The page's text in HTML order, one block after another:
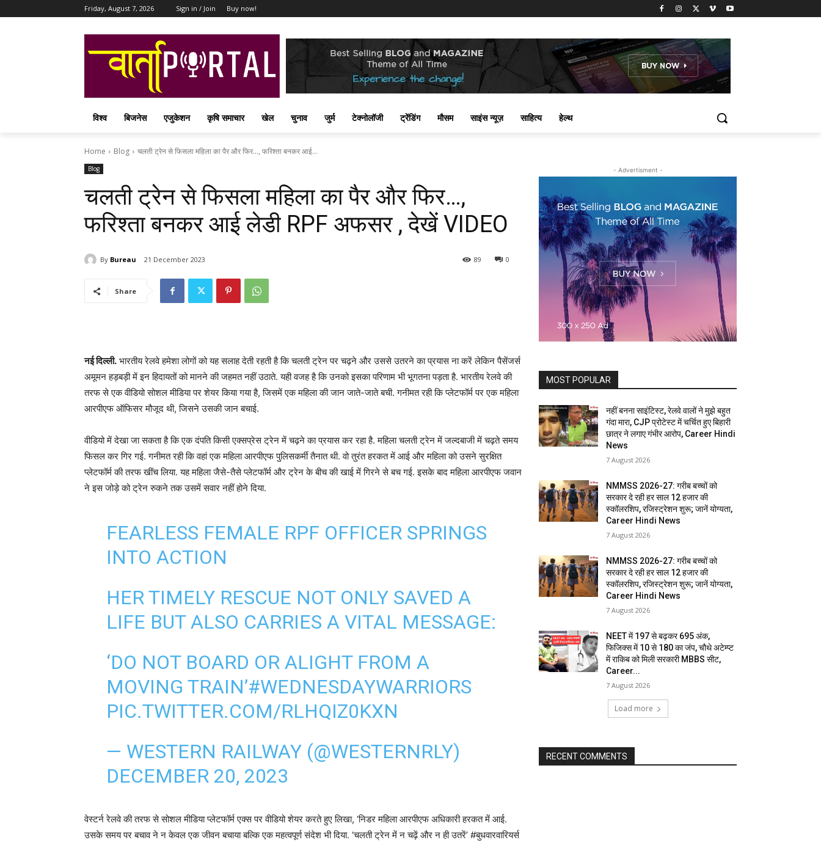
Friday, August 7, 2026 Sign in / Join Buy now!
विश्व बिजनेस एजुकेशन कृषि समाचार खेल चुनाव जुर्म टेक्नोलॉजी ट्रेंडिंग मौसम साइंस न्यूज़ साहित्य हेल्थ
Home Blog चलती ट्रेन से फिसला महिला का पैर और फिर..., फरिश्ता बनकर आई...
Blog
चलती ट्रेन से फिसला महिला का पैर और फिर…,
फरिश्ता बनकर आई लेडी RPF अफसर , देखें VIDEO
By Bureau 21 December 2023 0
89
Share
नई दिल्‍ली. भारतीय रेलवे हमेशा लोगों को यह सलाह देती रहती है कि चलती ट्रेन पर चढ़ने और उससे उतरने का प्रयास ना करें लेकिन पैसेंजर्स
अमूमन हड़बड़ी में इन हिदायतों को मानने की जहमत नहीं उठाते. यही वजह है कि उनको इसका परिणाम भी भूगतना पड़ता है. भारतीय रेलवे की
तरफ से एक वीडियो सोशल मीडिया पर शेयर किया गया है, जिसमें एक महिला की जान जाते-जाते बची. गनीमत रही कि प्‍लेटफॉर्म पर एक महिला
आरपीएफ ऑफिसर मौजूद थी, जिसने उसकी जान बचाई.
वीडियो में देखा जा सकता है कि एक दंपति किसी एक्‍सप्रेस ट्रेन में चढ़ने का प्रयास कर रहा है. महिला चलती ट्रेन में जल्‍दबाजी में चढ़ते समय
फिसल कर गिर गई. गनीमत रही कि वहां एक महिला आरपीएफ पुलिसकर्मी तैनात थी. वो तुरंत हरकत में आई और महिला को उसने सुरक्षित
प्‍लेटफॉर्म की तरफ खींच लिया. यह महिला जैसे-तैसे प्लेटफॉर्म और ट्रेन के बीच की खाई में गिरने से बच गई. इसके बाद महिला आरपीएफ जवान
ने इस जोड़े को ट्रेन रुकने तक उसमें सवार नहीं होने दिया.
FEARLESS FEMALE RPF OFFICER SPRINGS
INTO ACTION
HER TIMELY RESCUE NOT ONLY SAVED A
LIFE BUT ALSO CARRIES A VITAL MESSAGE:
‘DO NOT BOARD OR ALIGHT FROM A
MOVING TRAIN’️#WEDNESDAYWARRIORS
PIC.TWITTER.COM/RLHQIZ0KXN
— WESTERN RAILWAY (@WESTERNRLY)
DECEMBER 20, 2023
वेस्‍टर्न रेलवे की तरफ से सोशल मीडिया प्‍लेटफॉर्म एक्‍स पर वीडियो शेयर करते हुए लिखा, ‘निडर महिला आरपीएफ अधिकारी हरकत में आई.
उसके समय पर बचाव ने न केवल एक जीवन बचाया बल्कि एक महत्वपूर्ण संदेश भी दिया. ‘चलती ट्रेन में न चढ़ें और न ही उतरें’ #बुधवारवारियर्स
- Advertisment -
MOST POPULAR
नहीं बनना साइंटिस्ट, रेलवे वालों ने मुझे बहुत
गंदा मारा, CJP प्रोटेस्ट में चर्चित हुए बिहारी
छात्र ने लगाए गंभीर आरोप, Career Hindi
News
7 August 2026
NMMSS 2026-27: गरीब बच्चों को
सरकार दे रही हर साल 12 हजार की
स्कॉलरशिप, रजिस्ट्रेशन शुरू; जानें योग्यता,
Career Hindi News
7 August 2026
NMMSS 2026-27: गरीब बच्चों को
सरकार दे रही हर साल 12 हजार की
स्कॉलरशिप, रजिस्ट्रेशन शुरू; जानें योग्यता,
Career Hindi News
7 August 2026
NEET में 197 से बढ़कर 695 अंक,
फिजिक्स में 10 से 180 का जंप, चौथे अटेम्प्ट
में राकिब को मिली सरकारी MBBS सीट,
Career...
7 August 2026
Load more
RECENT COMMENTS